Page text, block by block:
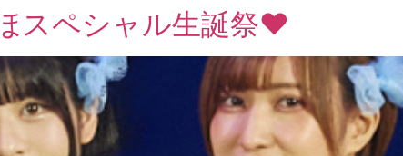
スペシャル生誕祭❤︎